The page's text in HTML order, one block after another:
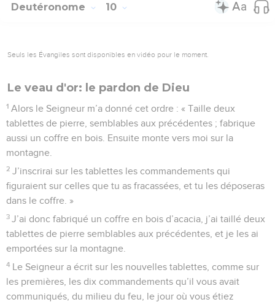
Deutéronome 10
Seuls les Évangiles sont disponibles en vidéo pour le moment.
Le veau d'or: le pardon de Dieu
1 Alors le Seigneur m’a donné cet ordre : « Taille deux
tablettes de pierre, semblables aux précédentes ; fabrique
aussi un coffre en bois. Ensuite monte vers moi sur la
montagne.
2 J’inscrirai sur les tablettes les commandements qui
figuraient sur celles que tu as fracassées, et tu les déposeras
dans le coffre. »
3 J’ai donc fabriqué un coffre en bois d’acacia, j’ai taillé deux
tablettes de pierre semblables aux précédentes, et je les ai
emportées sur la montagne.
4 Le Seigneur a écrit sur les nouvelles tablettes, comme sur
les premières, les dix commandements qu’il vous avait
communiqués, du milieu du feu, le jour où vous étiez